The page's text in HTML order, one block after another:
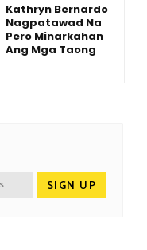
Kathryn Bernardo
Nagpatawad Na
Pero Minarkahan
Ang Mga Taong